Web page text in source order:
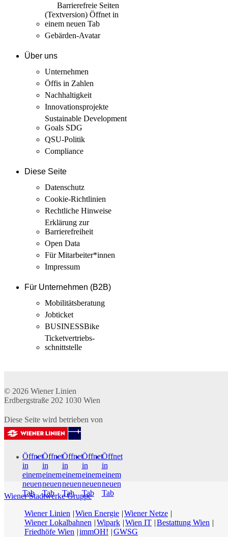
Barrierefreie Seiten
(Textversion) Öffnet in
einem neuen Tab
Gebärden-Avatar
Über uns
Unternehmen
Öffis in Zahlen
Nachhaltigkeit
Innovations­projekte
Sustainable Development
Goals SDG
QSU-Politik
Compliance
Diese Seite
Datenschutz
Cookie-Richtlinien
Rechtliche Hinweise
Erklärung zur
Barrierefreiheit
Open Data
Für Mitarbeiter­*innen
Impressum
Für Unternehmen (B2B)
Mobilitäts­beratung
Jobticket
BUSINESSBike
Ticketvertriebs­
schnittstelle
© 2026 Wiener Linien
Erdbergstraße 202 1030 Wien
Diese Seite wird betrieben von
Öffnet
in
einem
neuen
Tab
Öffnet
in
einem
neuen
Tab
Öffnet
in
einem
neuen
Tab
Öffnet
in
einem
neuen
Tab
Öffnet
in
einem
neuen
Tab
Wiener Stadtwerke Gruppe
Wiener Linien
Wien Energie Wiener Netze
Wiener Lokalbahnen
Wipark Wien IT Bestattung Wien
Friedhöfe Wien
immOH! GWSG